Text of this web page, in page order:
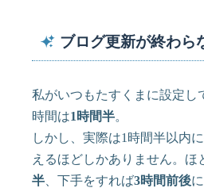
ブログ更新が終わら
私がいつもたすくまに設定し
時間は1時間半。
しかし、実際は1時間半以内
えるほどしかありません。ほ
半 、下手をすれば3時間前後に